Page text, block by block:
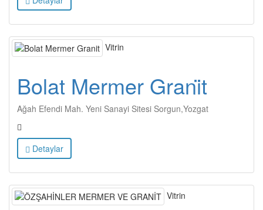
Vitrin
Bolat Mermer Grani̇t
Ağah Efendi Mah. Yeni Sanayi Sitesi Sorgun,Yozgat
Detaylar
Vitrin